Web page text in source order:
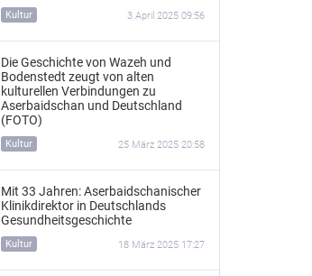
Kultur 3 April 2025 09:56
Die Geschichte von Wazeh und
Bodenstedt zeugt von alten
kulturellen Verbindungen zu
Aserbaidschan und Deutschland
(FOTO)
Kultur 25 März 2025 20:58
Mit 33 Jahren: Aserbaidschanischer
Klinikdirektor in Deutschlands
Gesundheitsgeschichte
Kultur 18 März 2025 17:27